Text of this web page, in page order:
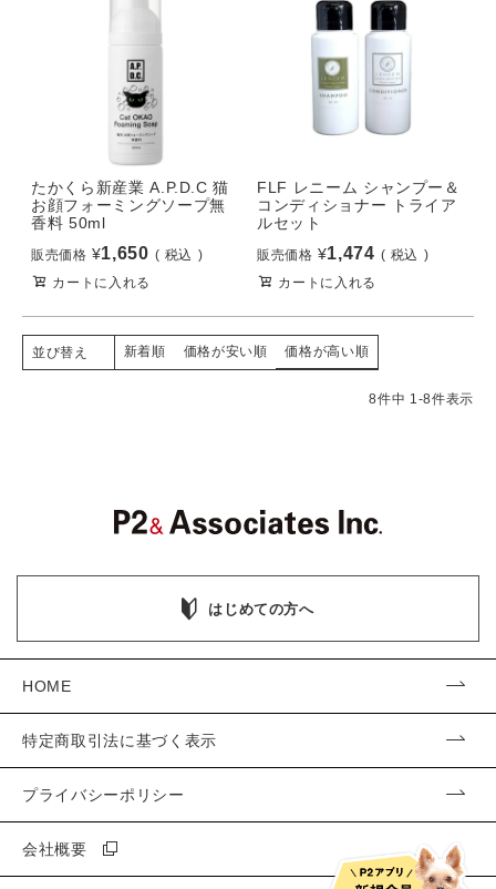
たかくら新産業 A.P.D.C 猫
お顔フォーミングソープ無
香料 50ml
販売価格 ¥1,650
税込
カートに入れる
FLF レニーム シャンプー＆
コンディショナー トライア
ルセット
販売価格 ¥1,474
税込
カートに入れる
並び替え 新着順 価格が安い順 価格が高い順
8件中 1-8件表示
はじめての方へ
HOME
特定商取引法に基づく表示
プライバシーポリシー
会社概要